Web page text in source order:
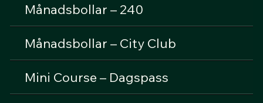
Månadsbollar – 240
Månadsbollar – City Club
Mini Course – Dagspass